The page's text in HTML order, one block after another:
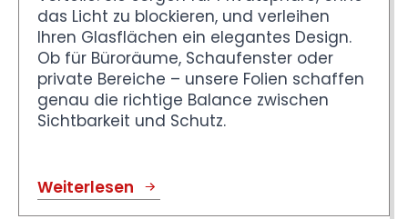
das Licht zu blockieren, und verleihen
Ihren Glasflächen ein elegantes Design.
Ob für Büroräume, Schaufenster oder
private Bereiche – unsere Folien schaffen
genau die richtige Balance zwischen
Sichtbarkeit und Schutz.
Weiterlesen